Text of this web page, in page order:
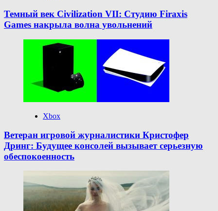
Темный век Civilization VII: Студию Firaxis
Games накрыла волна увольнений
Xbox
Ветеран игровой журналистики Кристофер
Дринг: Будущее консолей вызывает серьезную
обеспокоенность